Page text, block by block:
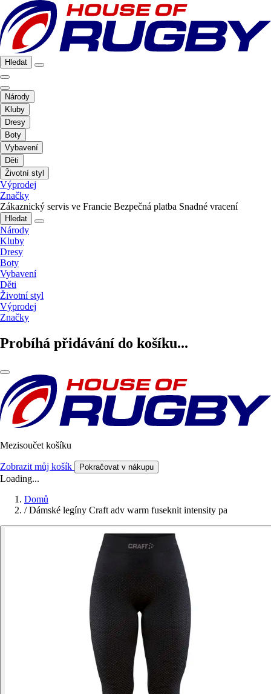
Hledat
Národy
Kluby
Dresy
Boty
Vybavení
Děti
Životní styl
Výprodej
Značky
Zákaznický servis ve Francie Bezpečná platba Snadné vracení
Hledat
Národy
Kluby
Dresy
Boty
Vybavení
Děti
Životní styl
Výprodej
Značky
Probíhá přidávání do košíku...
Mezisoučet košíku
Zobrazit můj košík Pokračovat v nákupu
Loading...
Domů
/ Dámské legíny Craft adv warm fuseknit intensity pa